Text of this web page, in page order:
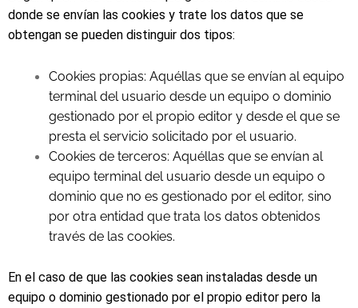
donde se envían las cookies y trate los datos que se
obtengan se pueden distinguir dos tipos:
Cookies propias: Aquéllas que se envían al equipo
terminal del usuario desde un equipo o dominio
gestionado por el propio editor y desde el que se
presta el servicio solicitado por el usuario.
Cookies de terceros: Aquéllas que se envían al
equipo terminal del usuario desde un equipo o
dominio que no es gestionado por el editor, sino
por otra entidad que trata los datos obtenidos
través de las cookies.
En el caso de que las cookies sean instaladas desde un
equipo o dominio gestionado por el propio editor pero la